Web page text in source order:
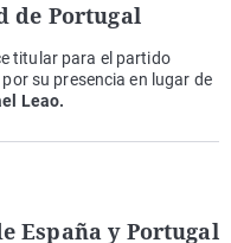
de Portugal
titular para el partido
su presencia en lugar de
Leao.
España y Portugal